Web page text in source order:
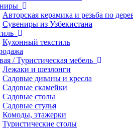
Авторская керамика и резьба по
Сувениры из Узбекистана
Кухонный текстиль
/ Туристическая мебель
Лежаки и шезлонги
Садовые диваны и кресла
Садовые скамейки
Садовые столы
Садовые стулья
Комоды, этажерки
Туристические столы